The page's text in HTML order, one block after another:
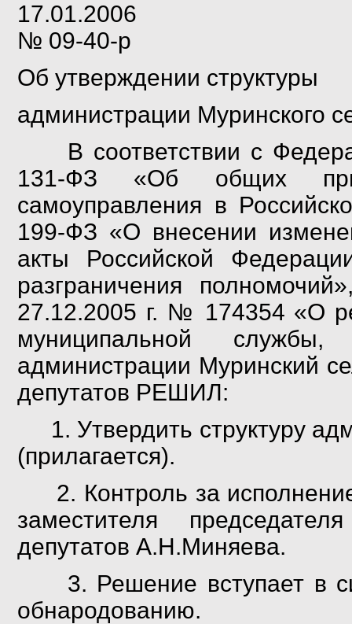
№ 09-40-р
Об утверждении структуры
администрации Муринского
В соответствии с
131-ФЗ «Об общих
самоуправления в
199-ФЗ «О внесении
акты Российской
разграничения
27.12.2005 г. № 174354 «О
муниципальной
администрации Муринский
депутатов РЕШИЛ:
1. Утвердить структуру
(прилагается).
2. Контроль за
заместителя
депутатов А.Н.Миняева.
3. Решение вступает в
обнародованию.